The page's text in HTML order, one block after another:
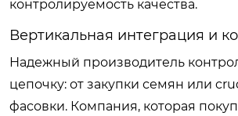
контролируемость качества.
Вертикальная интеграция и
Надежный производитель
цепочку: от закупки семян или
фасовки. Компания, которая